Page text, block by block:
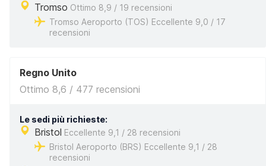
Tromso Ottimo 8,9 / 19 recensioni
Tromso Aeroporto (TOS) Eccellente 9,0 / 17
recensioni
Regno Unito
Ottimo 8,6 / 477 recensioni
Le sedi più richieste:
Bristol Eccellente 9,1 / 28 recensioni
Bristol Aeroporto (BRS) Eccellente 9,1 / 28
recensioni